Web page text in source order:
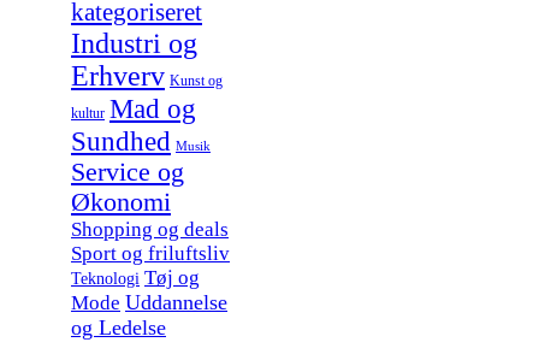
kategoriseret
Industri og
Erhverv Kunst og
kultur Mad og
Sundhed Musik
Service og
Økonomi
Shopping og deals
Sport og friluftsliv
Teknologi Tøj og
Mode Uddannelse
og Ledelse